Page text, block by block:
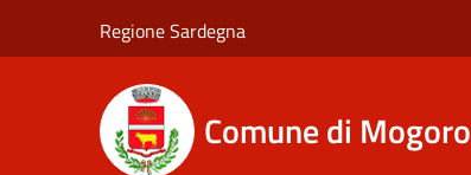
Regione Sardegna
Comune di Mogoro